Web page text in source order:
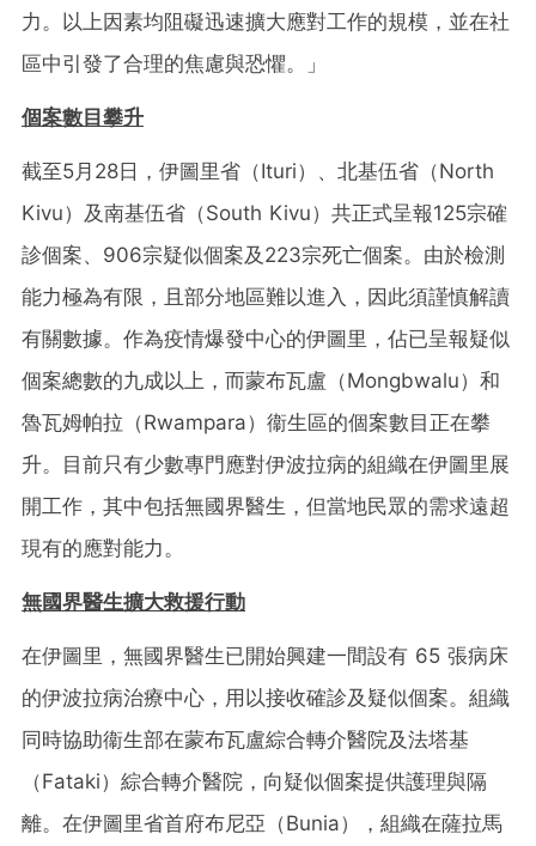
力。以上因素均阻礙迅速擴大應對工作的規模，並在社
區中引發了合理的焦慮與恐懼。」
個案數目攀升
截至5月28日，伊圖里省（Ituri）、北基伍省（North
Kivu）及南基伍省（South Kivu）共正式呈報125宗確
診個案、906宗疑似個案及223宗死亡個案。由於檢測
能力極為有限，且部分地區難以進入，因此須謹慎解讀
有關數據。作為疫情爆發中心的伊圖里，佔已呈報疑似
個案總數的九成以上，而蒙布瓦盧（Mongbwalu）和
魯瓦姆帕拉（Rwampara）衞生區的個案數目正在攀
升。目前只有少數專門應對伊波拉病的組織在伊圖里展
開工作，其中包括無國界醫生，但當地民眾的需求遠超
現有的應對能力。
無國界醫生擴大救援行動
在伊圖里，無國界醫生已開始興建一間設有 65 張病床
的伊波拉病治療中心，用以接收確診及疑似個案。組織
同時協助衞生部在蒙布瓦盧綜合轉介醫院及法塔基
（Fataki）綜合轉介醫院，向疑似個案提供護理與隔
離。在伊圖里省首府布尼亞（Bunia），組織在薩拉馬